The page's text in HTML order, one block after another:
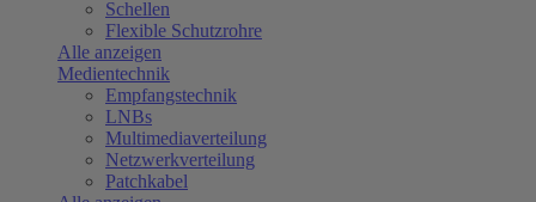
Schellen
Flexible Schutzrohre
Alle anzeigen
Medientechnik
Empfangstechnik
LNBs
Multimediaverteilung
Netzwerkverteilung
Patchkabel